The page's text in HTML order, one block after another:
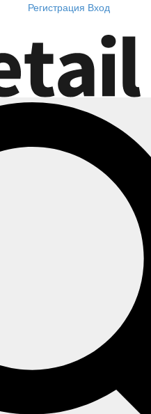
Регистрация Вход